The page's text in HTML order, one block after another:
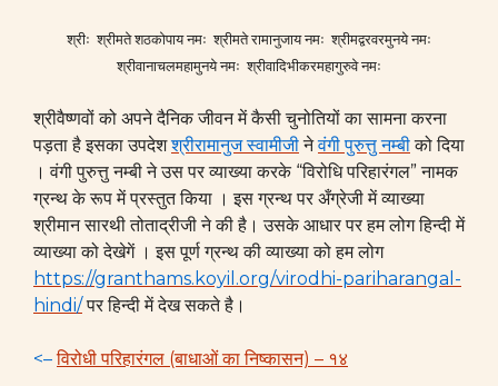
श्रीः श्रीमते शठकोपाय नमः श्रीमते रामानुजाय नमः श्रीमद्वरवरमुनये नमः
श्रीवानाचलमहामुनये नमः श्रीवादिभीकरमहागुरुवे नमः
श्रीवैष्णवों को अपने दैनिक जीवन में कैसी चुनोतियों का सामना करना
पड़ता है इसका उपदेशश्रीरामानुज स्वामीजीनेवंगी पुरुत्तु नम्बीको दिया
। वंगी पुरुत्तु नम्बी ने उस पर व्याख्या करके “विरोधि परिहारंगल” नामक
ग्रन्थ के रूप में प्रस्तुत किया । इस ग्रन्थ पर अँग्रेजी में व्याख्या
श्रीमान सारथी तोताद्रीजी ने की है। उसके आधार पर हम लोग हिन्दी में
व्याख्या को देखेगें । इस पूर्ण ग्रन्थ की व्याख्या को हम लोग
https://granthams.koyil.org/virodhi-pariharangal-
hindi/पर हिन्दी में देख सकते है।
<–विरोधी परिहारंगल (बाधाओं का निष्कासन) – १४